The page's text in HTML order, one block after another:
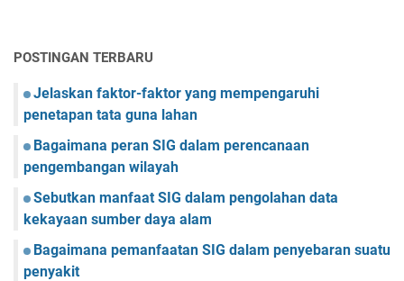
POSTINGAN TERBARU
Jelaskan faktor-faktor yang mempengaruhi
penetapan tata guna lahan
Bagaimana peran SIG dalam perencanaan
pengembangan wilayah
Sebutkan manfaat SIG dalam pengolahan data
kekayaan sumber daya alam
Bagaimana pemanfaatan SIG dalam penyebaran suatu
penyakit